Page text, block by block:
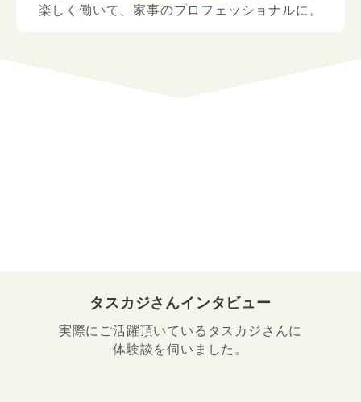
楽しく働いて、家事のプロフェッショナルに。
タスカジさんインタビュー
実際にご活躍頂いているタスカジさんに
体験談を伺いました。